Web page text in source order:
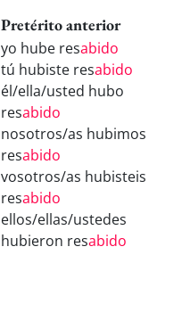
Pretérito anterior
yo hube resabido
tú hubiste resabido
él/ella/usted hubo
resabido
nosotros/as hubimos
resabido
vosotros/as hubisteis
resabido
ellos/ellas/ustedes
hubieron resabido